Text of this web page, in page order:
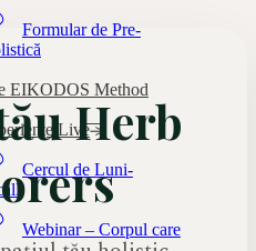
Formular de Pre-
EIKODOS Method
Live
Cercul de Luni-
Webinar – Corpul care
Herb